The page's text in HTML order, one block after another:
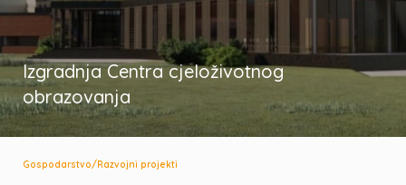
Izgradnja Centra cjeloživotnog
obrazovanja
Gospodarstvo/Razvojni projekti